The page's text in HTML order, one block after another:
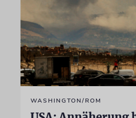
WASHINGTON/ROM